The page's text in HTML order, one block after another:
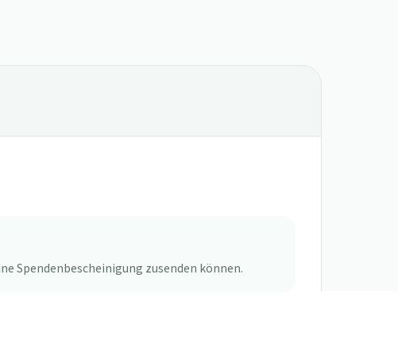
Spendenbescheinigung zusenden können.